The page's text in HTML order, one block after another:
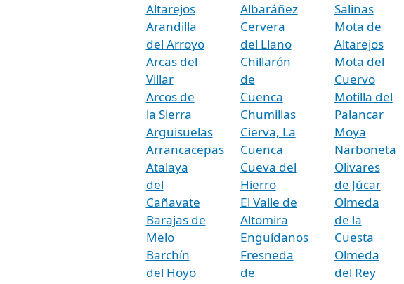
Altarejos
Arandilla
del Arroyo
Arcas del
Villar
Arcos de
la Sierra
Arguisuelas
Arrancacepas
Atalaya
del
Cañavate
Barajas de
Melo
Barchín
del Hoyo
Albaráñez
Cervera
del Llano
Chillarón
de
Cuenca
Chumillas
Cierva, La
Cuenca
Cueva del
Hierro
El Valle de
Altomira
Enguídanos
Fresneda
de
Salinas
Mota de
Altarejos
Mota del
Cuervo
Motilla del
Palancar
Moya
Narboneta
Olivares
de Júcar
Olmeda
de la
Cuesta
Olmeda
del Rey